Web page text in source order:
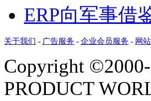
ERP向军事借
关于我们 - 广告服务 - 企业会员服务 - 网
Copyright
PRODUCT